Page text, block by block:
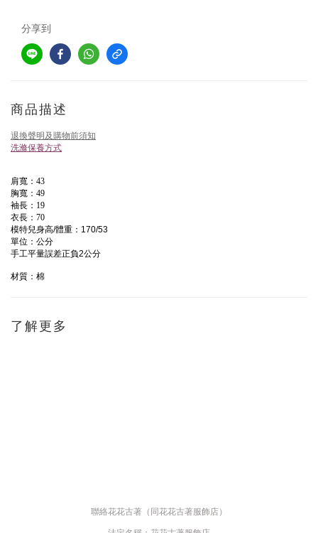
分享到
商品描述
退換聲明及購物前須知
洗滌保養方式
肩寬：43
胸寬：49
袖長：19
衣長：70
模特兒身高/體重： 170/53
單位：公分
手工平量誤差正負2公分
材質：棉
了解更多
聯絡花花古著（同花花古著服飾店）